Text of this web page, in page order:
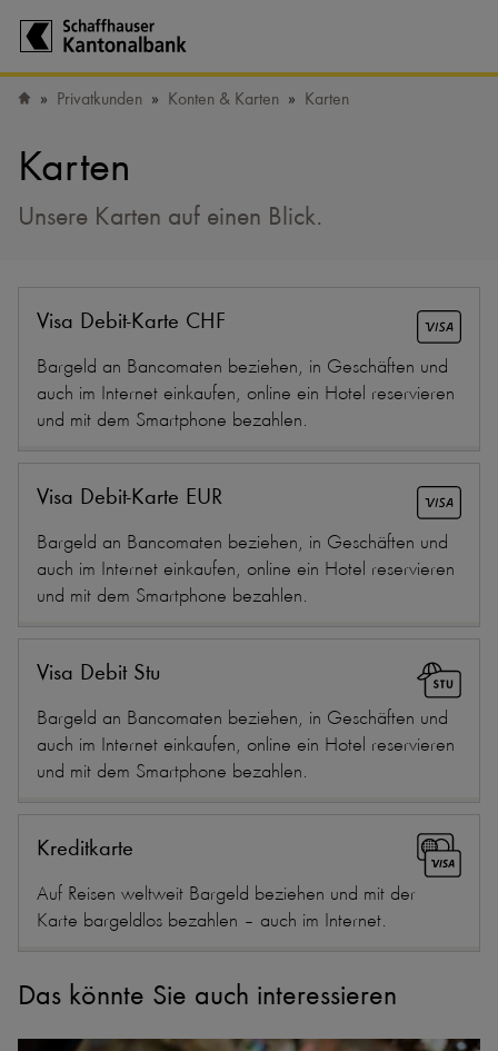
Privatkunden Konten & Karten Karten
Karten
Unsere Karten auf einen Blick.
Visa Debit-Karte CHF
Bargeld an Bancomaten beziehen, in Geschäften und
auch im Internet einkaufen, online ein Hotel reservieren
und mit dem Smartphone bezahlen.
Visa Debit-Karte EUR
Bargeld an Bancomaten beziehen, in Geschäften und
auch im Internet einkaufen, online ein Hotel reservieren
und mit dem Smartphone bezahlen.
Visa Debit Stu
Bargeld an Bancomaten beziehen, in Geschäften und
auch im Internet einkaufen, online ein Hotel reservieren
und mit dem Smartphone bezahlen.
Kreditkarte
Auf Reisen weltweit Bargeld beziehen und mit der
Karte bargeldlos bezahlen – auch im Internet.
Das könnte Sie auch interessieren